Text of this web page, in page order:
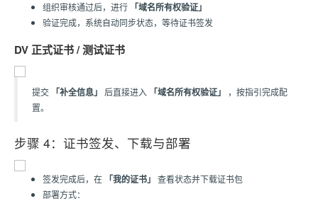
组织审核通过后，进行 「域名所有权验证」
验证完成，系统自动同步状态，等待证书签发
DV 正式证书 / 测试证书
提交 「补全信息」 后直接进入 「域名所有权验证」
，按指引完成配
置。
步骤 4：证书签发、下载与部署
签发完成后，在 「我的证书」 查看状态并下载证书包
部署方式：